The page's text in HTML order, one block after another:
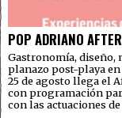
POP ADRIANO
Gastronomía, diseño,
planazo post-playa en
25 de agosto llega el
con programación
con las actuaciones